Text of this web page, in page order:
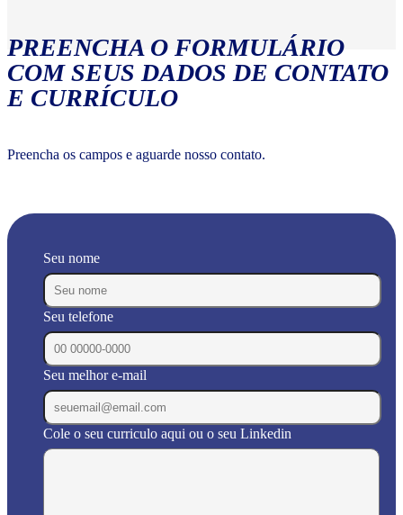
PREENCHA O FORMULÁRIO
COM SEUS DADOS DE CONTATO
E CURRÍCULO
Preencha os campos e aguarde nosso contato.
Seu nome
Seu telefone
Seu melhor e-mail
Cole o seu curriculo aqui ou o seu Linkedin